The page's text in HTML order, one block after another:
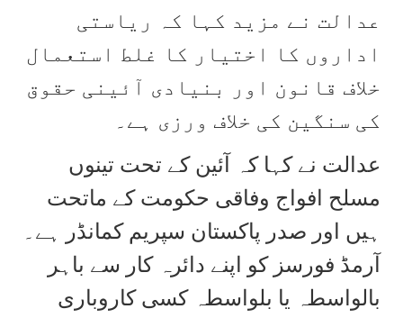
عدالت نے مزید کہا کہ ریاستی
اداروں کا اختیار کا غلط استعمال
خلاف قانون اور بنیادی آئینی حقوق
کی سنگین کی خلاف ورزی ہے۔
عدالت نے کہا کہ آئین کے تحت تینوں
مسلح افواج وفاقی حکومت کے ماتحت
ہیں اور صدر پاکستان سپریم کمانڈر ہے۔
آرمڈ فورسز کو اپنے دائرہ کار سے باہر
بالواسطہ یا بلواسطہ کسی کاروباری